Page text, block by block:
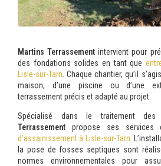
Martins Terrassement intervient pour
des fondations solides en tant que
Lisle-sur-Tarn . Chaque chantier, qu’il
maison, d’une piscine ou d’une
terrassement précis et adapté au projet.
Spécialisé dans le traitement
Terrassement propose ses
d'assainissement à Lisle-sur-Tarn .
la pose de fosses septiques sont
normes environnementales pour